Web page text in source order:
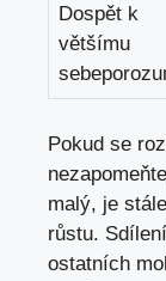
Dospět k
většímu
Pokud se
malý, je
růstu.
ostatních